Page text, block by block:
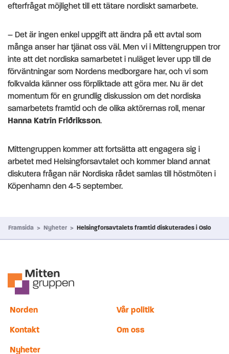
efterfrågat möjlighet till ett tätare nordiskt samarbete.
– Det är ingen enkel uppgift att ändra på ett avtal som
många anser har tjänat oss väl. Men vi i Mittengruppen tror
inte att det nordiska samarbetet i nuläget lever upp till de
förväntningar som Nordens medborgare har, och vi som
folkvalda känner oss förpliktade att göra mer. Nu är det
momentum för en grundlig diskussion om det nordiska
samarbetets framtid och de olika aktörernas roll, menar
Hanna Katrín Friðriksson.
Mittengruppen kommer att fortsätta att engagera sig i
arbetet med Helsingforsavtalet och kommer bland annat
diskutera frågan när Nordiska rådet samlas till höstmöten i
Köpenhamn den 4-5 september.
Framsida > Nyheter > Helsingforsavtalets framtid diskuterades i Oslo
Norden Vår politik
Kontakt Om oss
Nyheter